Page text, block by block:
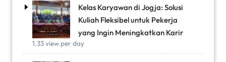
Kelas Karyawan di Jogja: Solusi
Kuliah Fleksibel untuk Pekerja
yang Ingin Meningkatkan Karir
1.33 view per day